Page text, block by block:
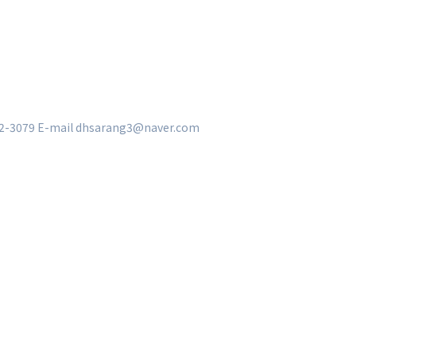
3079 E-mail dhsarang3@naver.com